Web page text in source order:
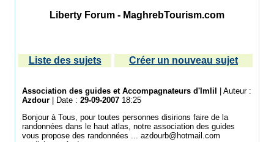
Liberty Forum - MaghrebTourism.com
Liste des sujets Créer un nouveau sujet
Association des guides et Accompagnateurs d'Imlil
| Auteur :
Azdour | Date : 29-09-2007 18:25
Bonjour à Tous, pour toutes personnes disirions faire de la
randonnées dans le haut atlas, notre association des guides
vous propose des randonnées ... azdourb@hotmail.com